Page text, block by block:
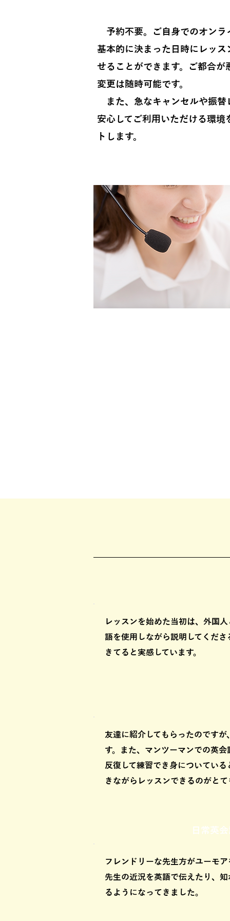
予約不要。ご自身でのオンラ
基本的に決まった日時にレッ
せることができます。ご都合
変更は随時可能です。
また、急なキャンセルや振替
安心してご利用いただける環
トします。
レッスンを始めた当初は、外国
語を使用しながら説明してくだ
きてると実感しています。
友達に紹介してもらったのです
す。また、マンツーマンでの英
反復して練習でき身についてい
きながらレッスンできるのがと
日常英
フレンドリーな先生方がユーモ
先生の近況を英語で伝えたり、
るようになってきました。